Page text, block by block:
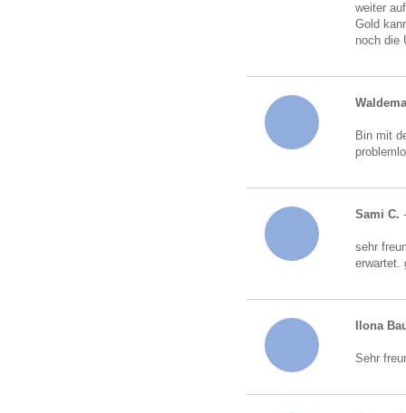
weiter
Gold
noch die
Bin mit
Sami C.
sehr
erwartet.
Ilona
Sehr